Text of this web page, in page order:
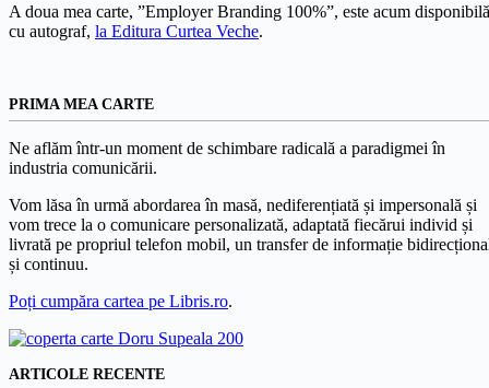
A doua mea carte, ”Employer Branding 100%”, este acum
cu autograf, la Editura Curtea Veche.
PRIMA MEA CARTE
Ne aflăm într-un moment de schimbare radicală a paradigmei în
industria comunicării.
Vom lăsa în urmă abordarea în masă, nediferențiată și impersonală și
vom trece la o comunicare personalizată, adaptată fiecărui individ și
livrată pe propriul telefon mobil, un transfer de informație
și continuu.
Poți cumpăra cartea pe Libris.ro.
ARTICOLE RECENTE